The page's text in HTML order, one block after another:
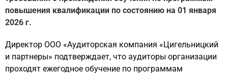
повышения квалификации по состоянию на 01 января
2026 г.
Директор ООО «Аудиторская компания «Цигельницкий
и партнеры» подтверждает, что аудиторы организации
проходят ежегодное обучение по программам